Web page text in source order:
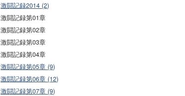
激闘記録2014 (2)
激闘記録第01章
激闘記録第02章
激闘記録第03章
激闘記録第04章
激闘記録第05章 (9)
激闘記録第06章 (12)
激闘記録第07章 (9)